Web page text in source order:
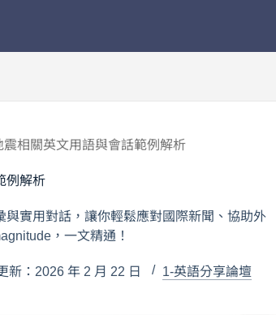
相關英文用語與會話範例解析
例解析
實用對話，讓你輕鬆應對國際新聞、協助外
，一文精通！
新：2026 年 2 月 22 日 1-英語分享論壇